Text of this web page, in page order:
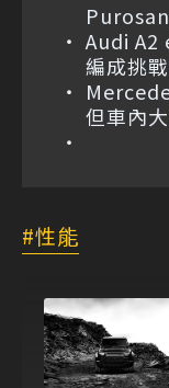
Audi A2
編成挑
但車內
性能